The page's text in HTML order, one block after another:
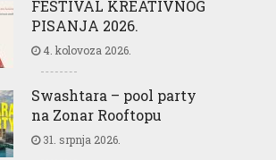
FESTIVAL KREATIVNOG
PISANJA 2026.
4. kolovoza 2026.
Swashtara – pool party
na Zonar Rooftopu
31. srpnja 2026.